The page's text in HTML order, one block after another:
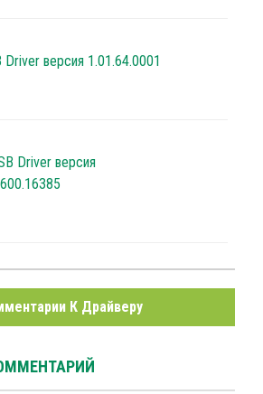
Driver версия 1.01.64.0001
Driver версия
К Драйверу